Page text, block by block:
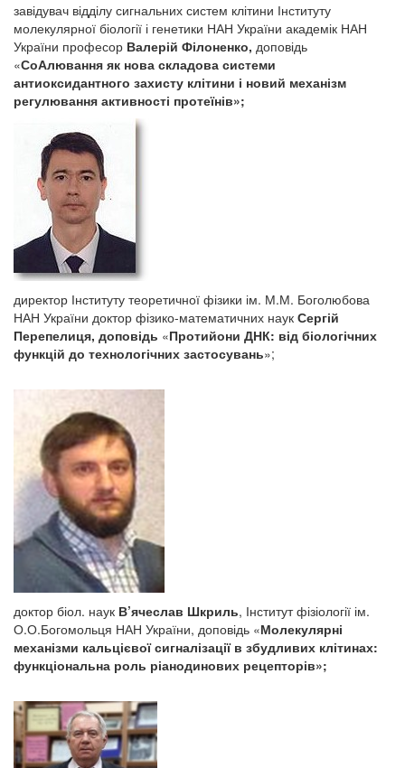
завідувач відділу сигнальних систем клітини Інституту
молекулярної біології і генетики НАН України академік НАН
України професор Валерій Філоненко, доповідь
«СоАлювання як нова складова системи
антиоксидантного захисту клітини і новий механізм
регулювання активності протеїнів»;
директор Інституту теоретичної фізики ім. М.М. Боголюбова
НАН України доктор фізико-математичних наук Сергій
Перепелиця, доповідь «Протийони ДНК: від біологічних
функцій до технологічних застосувань»;
доктор біол. наук В’ячеслав Шкриль, Інститут фізіології ім.
О.О.Богомольця НАН України, доповідь «Молекулярні
механізми кальцієвої сигналізації в збудливих клітинах:
функціональна роль ріанодинових рецепторів»;